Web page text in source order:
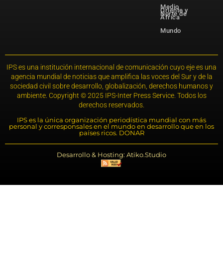
Medio
Oriente y
Norte de
África
Mundo
IPS es una institución internacional de comunicación cuyo eje es una
agencia mundial de noticias que amplifica las voces del Sur y de la
sociedad civil sobre desarrollo, globalización, derechos humanos y
ambiente. Copyright © 2025 IPS-Inter Press Service. Todos los
derechos reservados.
IPS es la única organización periodística mundial con más
personal y corresponsales en el mundo en desarrollo que en los
países ricos. DONAR
Desarrollo & Hosting: Atiko.Studio